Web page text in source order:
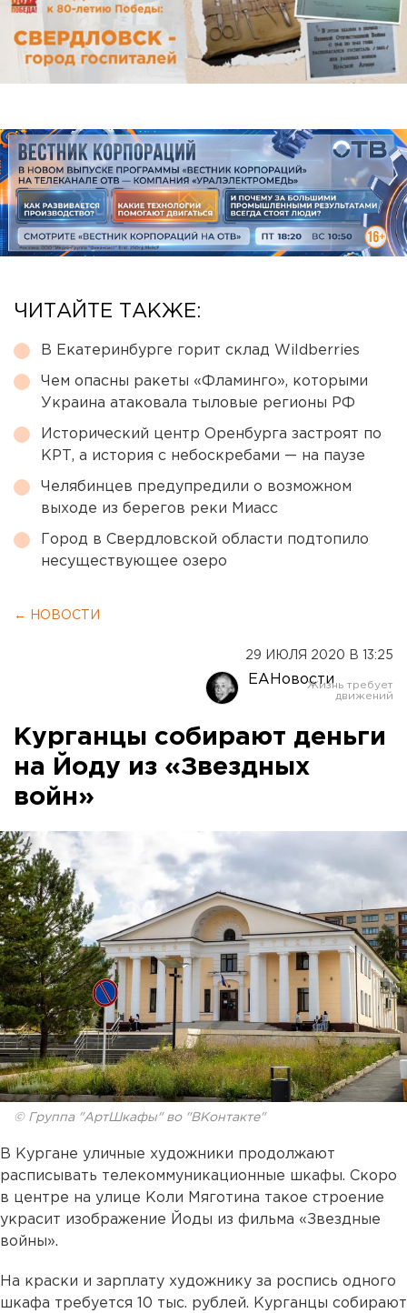
ЧИТАЙТЕ ТАКЖЕ:
В Екатеринбурге горит склад Wildberries
Чем опасны ракеты «Фламинго», которыми
Украина атаковала тыловые регионы РФ
Исторический центр Оренбурга застроят по
КРТ, а история с небоскребами — на паузе
Челябинцев предупредили о возможном
выходе из берегов реки Миасс
Город в Свердловской области подтопило
несуществующее озеро
← НОВОСТИ
29 ИЮЛЯ 2020 В 13:25
ЕАНовости
Курганцы собирают деньги
на Йоду из «Звездных
войн»
© Группа "АртШкафы" во "ВКонтакте"
В Кургане уличные художники продолжают
расписывать телекоммуникационные шкафы. Скоро
в центре на улице Коли Мяготина такое строение
украсит изображение Йоды из фильма «Звездные
войны».
На краски и зарплату художнику за роспись одного
шкафа требуется 10 тыс. рублей. Курганцы собирают